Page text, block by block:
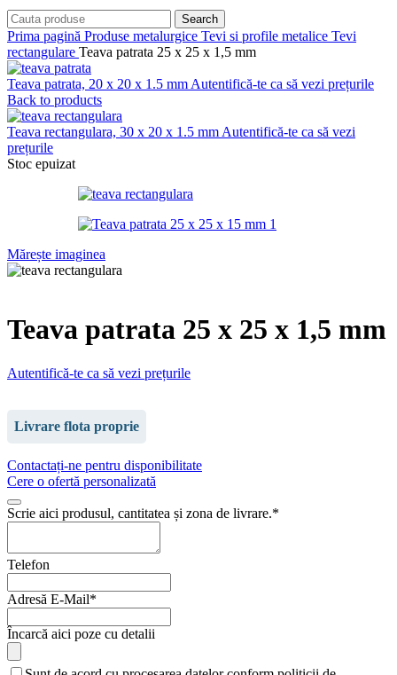
Search
Prima pagină Produse metalurgice Tevi si profile metalice Tevi
rectangulare Teava patrata 25 x 25 x 1,5 mm
Teava patrata, 20 x 20 x 1.5 mm Autentifică-te ca să vezi prețurile
Back to products
Teava rectangulara, 30 x 20 x 1.5 mm Autentifică-te ca să vezi
prețurile
Stoc epuizat
Mărește imaginea
Teava patrata 25 x 25 x 1,5 mm
Autentifică-te ca să vezi prețurile
Livrare flota proprie
Contactați-ne pentru disponibilitate
Cere o ofertă personalizată
Phone
Scrie aici produsul, cantitatea și zona de livrare.*
Telefon
Adresă E-Mail*
Încarcă aici poze cu detalii